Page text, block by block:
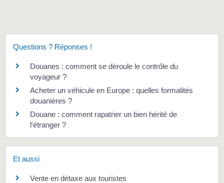
Questions ? Réponses !
Douanes : comment se déroule le contrôle du
voyageur ?
Acheter un véhicule en Europe : quelles formalités
douanières ?
Douane : comment rapatrier un bien hérité de
l'étranger ?
Et aussi
Vente en détaxe aux touristes